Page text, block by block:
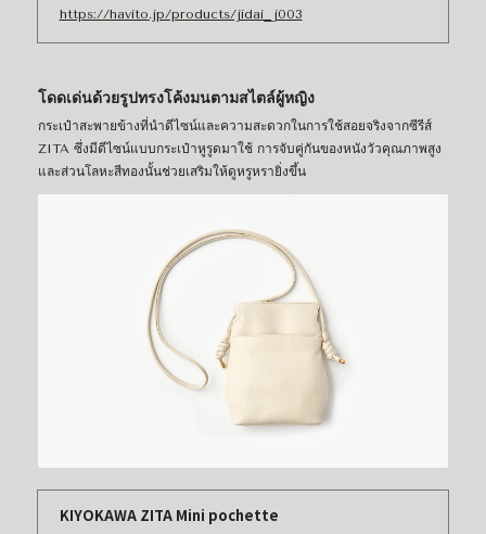
https://havito.jp/products/jidai_j003
โดดเด่นด้วยรูปทรงโค้งมนตามสไตล์ผู้หญิง
กระเป๋าสะพายข้างที่นำดีไซน์และความสะดวกในการใช้สอยจริงจากซีรีส์
ZITA ซึ่งมีดีไซน์แบบกระเป๋าหูรูดมาใช้ การจับคู่กันของหนังวัวคุณภาพสูง
และส่วนโลหะสีทองนั้นช่วยเสริมให้ดูหรูหรายิ่งขึ้น
KIYOKAWA ZITA Mini pochette